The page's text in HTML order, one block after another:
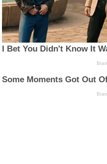
I Bet You Didn't Know It
Some Moments Got Out